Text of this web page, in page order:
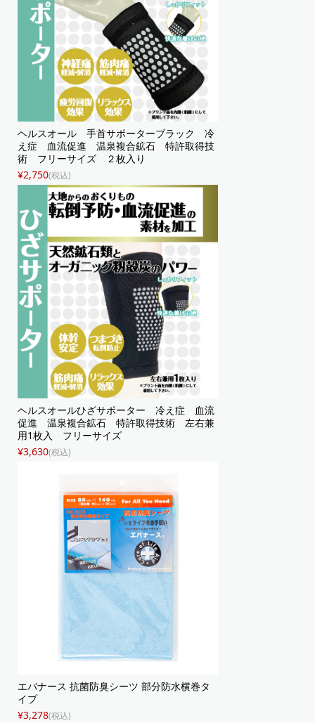
ヘルスオール 手首サポーターブラック 冷
え症 血流促進 温泉複合鉱石 特許取得技
術 フリーサイズ ２枚入り
¥2,750(税込)
ヘルスオールひざサポーター 冷え症 血流
促進 温泉複合鉱石 特許取得技術 左右兼
用1枚入 フリーサイズ
¥3,630(税込)
エバナース 抗菌防臭シーツ 部分防水横巻タ
イプ
¥3,278(税込)